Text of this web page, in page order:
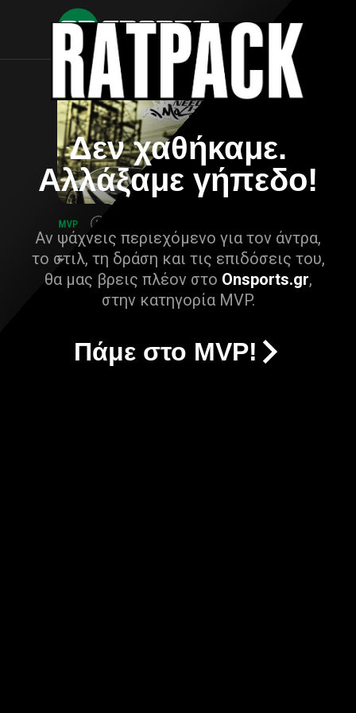
Δεν χαθήκαμε.
Αλλάξαμε γήπεδο!
Αν ψάχνεις περιεχόμενο για τον άντρα,
το στιλ, τη δράση και τις επιδόσεις του,
θα μας βρεις πλέον στο Onsports.gr,
στην κατηγορία MVP.
Πάμε στο MVP!